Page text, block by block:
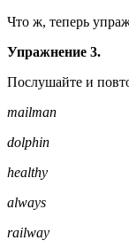
Что ж, теперь
Упражнение 3.
Послушайте и
healthy
always
railway